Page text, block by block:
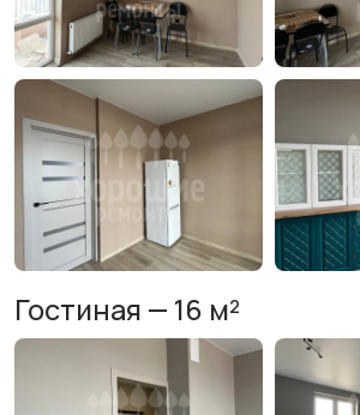
Гостиная — 16 м²